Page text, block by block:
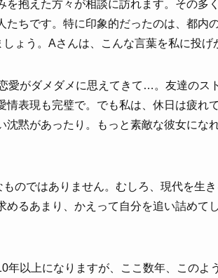
を抱えた方々が相談に訪れます。その多
たちです。特に印象的だったのは、都内
ょう。Aさんは、こんな言葉を私に投げ
愛がダメダメに思えてきて…。友達のス
情表現も完璧で。でも私は、休日は疲れ
沈黙があったり。もっと素敵な彼女にな
のではありません。むしろ、現代を生
めるあまり、かえって自分を追い詰めて
年以上になりますが、ここ数年、このよ